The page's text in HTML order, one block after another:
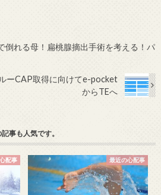
れる母！扁桃腺摘出手術を考える！パ
ーCAP取得に向けてe-pocket
からTEへ
事も人気です。
配事 最近の心配事